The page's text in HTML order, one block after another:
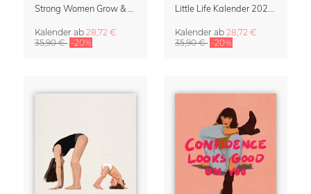
Kalender ab 28,72 €
35,90 € -20%
Kalender ab 28,72 €
35,90 € -20%